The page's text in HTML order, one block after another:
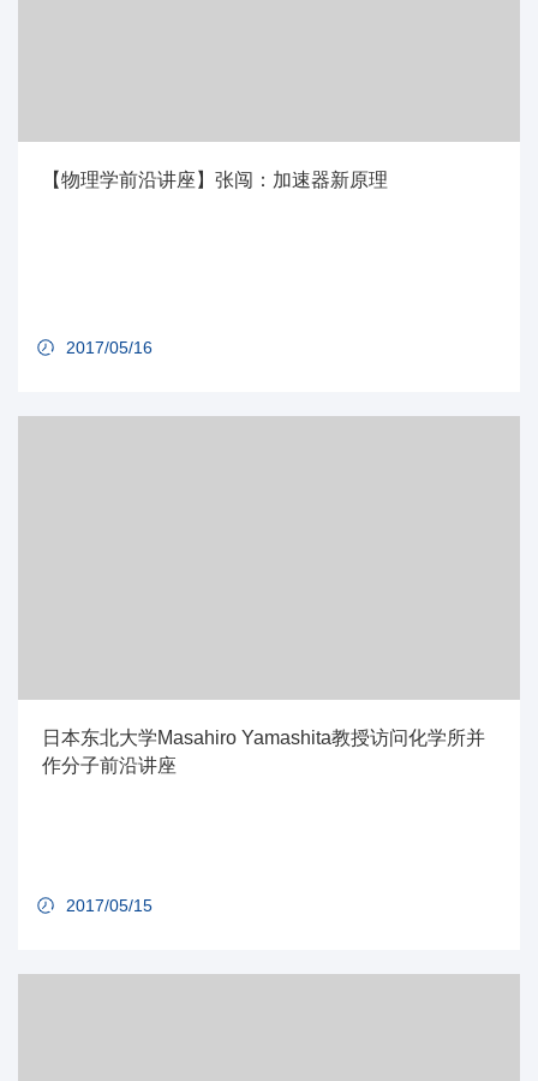
【物理学前沿讲座】张闯：加速器新原理
2017/05/16
日本东北大学Masahiro Yamashita教授访问化学所并
作分子前沿讲座
2017/05/15